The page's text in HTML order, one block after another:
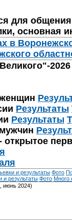
для
основная
в
2026
Результаты
Результаты
и результаты Фото
и результаты Фото Много
июнь 2024)